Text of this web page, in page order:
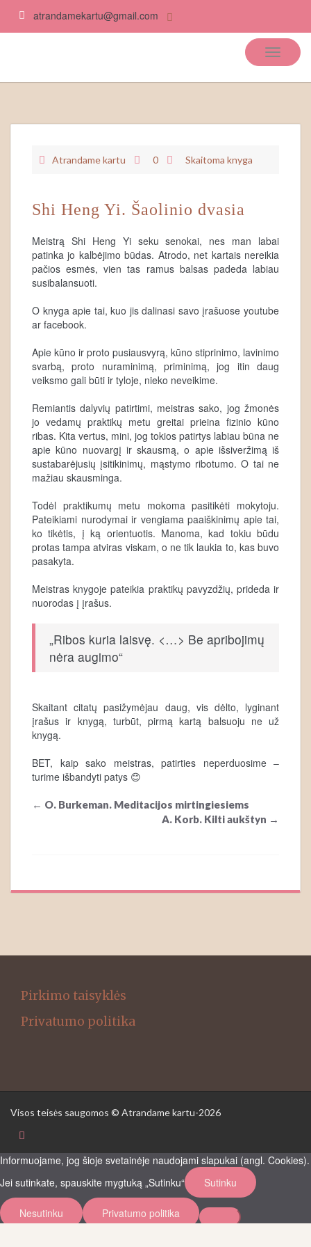
atrandamekartu@gmail.com
Atrandame kartu 0 Skaitoma knyga
Shi Heng Yi. Šaolinio dvasia
Meistrą Shi Heng Yi seku senokai, nes man labai
patinka jo kalbėjimo būdas. Atrodo, net kartais nereikia
pačios esmės, vien tas ramus balsas padeda labiau
susibalansuoti.
O knyga apie tai, kuo jis dalinasi savo įrašuose youtube
ar facebook.
Apie kūno ir proto pusiausvyrą, kūno stiprinimo, lavinimo
svarbą, proto nuraminimą, priminimą, jog itin daug
veiksmo gali būti ir tyloje, nieko neveikime.
Remiantis dalyvių patirtimi, meistras sako, jog žmonės
jo vedamų praktikų metu greitai prieina fizinio kūno
ribas. Kita vertus, mini, jog tokios patirtys labiau būna ne
apie kūno nuovargį ir skausmą, o apie išsiveržimą iš
sustabarėjusių įsitikinimų, mąstymo ribotumo. O tai ne
mažiau skausminga.
Todėl praktikumų metu mokoma pasitikėti mokytoju.
Pateikiami nurodymai ir vengiama paaiškinimų apie tai,
ko tikėtis, į ką orientuotis. Manoma, kad tokiu būdu
protas tampa atviras viskam, o ne tik laukia to, kas buvo
pasakyta.
Meistras knygoje pateikia praktikų pavyzdžių, prideda ir
nuorodas į įrašus.
„Ribos kuria laisvę. <…> Be apribojimų
nėra augimo“
Skaitant citatų pasižymėjau daug, vis dėlto, lyginant
įrašus ir knygą, turbūt, pirmą kartą balsuoju ne už
knygą.
BET, kaip sako meistras, patirties neperduosime –
turime išbandyti patys 😊
Post
← O. Burkeman. Meditacijos mirtingiesiems
A. Korb. Kilti aukštyn →
Pirkimo taisyklės
Privatumo politika
Visos teisės saugomos © Atrandame kartu-2026
Informuojame, jog šioje svetainėje naudojami slapukai (angl. Cookies).
Jei sutinkate, spauskite mygtuką „Sutinku“
Sutinku
Nesutinku Privatumo politika